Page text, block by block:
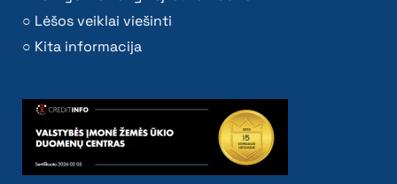
Lėšos veiklai viešinti
Kita informacija